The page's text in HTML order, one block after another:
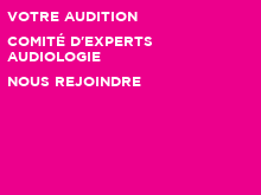
VOTRE AUDITION
COMITÉ D'EXPERTS
AUDIOLOGIE
NOUS REJOINDRE